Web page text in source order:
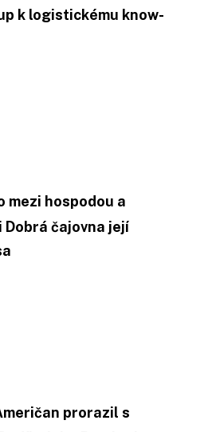
k logistickému know-
mezi hospodou a
čajovna její
prorazil s